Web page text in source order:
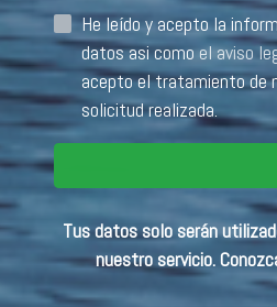
He leído y acepto la información básica sobre protección de
datos asi comoel aviso
acepto el tratamiento de
solicitud realizada.
Tus datos solo serán
nuestro servicio.